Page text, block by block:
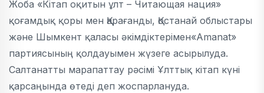
Жоба «Кітап оқитын ұлт – Читающая нация»
қоғамдық қоры мен Қарағанды, Қостанай облыстары
және Шымкент қаласы әкімдіктерімен«Amanat»
партиясының қолдауымен жүзеге асырылуда.
Салтанатты марапаттау рәсімі Ұлттық кітап күні
қарсаңында өтеді деп жоспарлануда.